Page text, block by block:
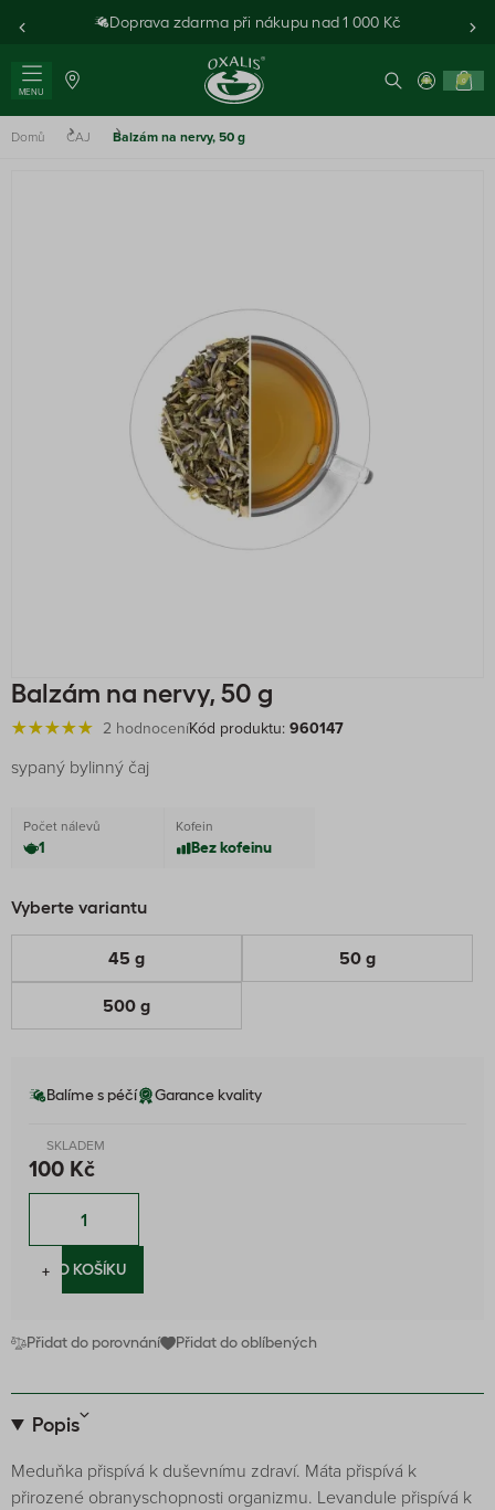
Doprava zdarma při nákupu nad 1 000 Kč
MENU
0
Domů ČAJ Balzám na nervy, 50 g
Balzám na nervy, 50 g
2 hodnoceníKód produktu: 960147
sypaný bylinný čaj
Počet nálevů
1
Kofein
Bez kofeinu
Vyberte variantu
45 g
50 g
500 g
Balíme s péčí Garance kvality
SKLADEM
100 Kč
−
+DO KOŠÍKU
Přidat do porovnání Přidat do oblíbených
Popis
Meduňka přispívá k duševnímu zdraví. Máta přispívá k
přirozené obranyschopnosti organizmu. Levandule přispívá k